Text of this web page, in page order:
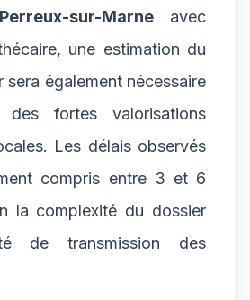
sur-Marne avec
une estimation du
sera également nécessaire
fortes valorisations
Les délais observés
compris entre 3 et 6
la complexité du dossier
de transmission des